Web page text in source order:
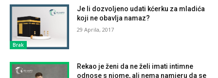
Brak
Je li dozvoljeno udati kćerku za mladića
koji ne obavlja namaz?
29 Aprila, 2017
Rekao je ženi da ne želi imati intimne
odnose s njome, ali nema namjeru da se